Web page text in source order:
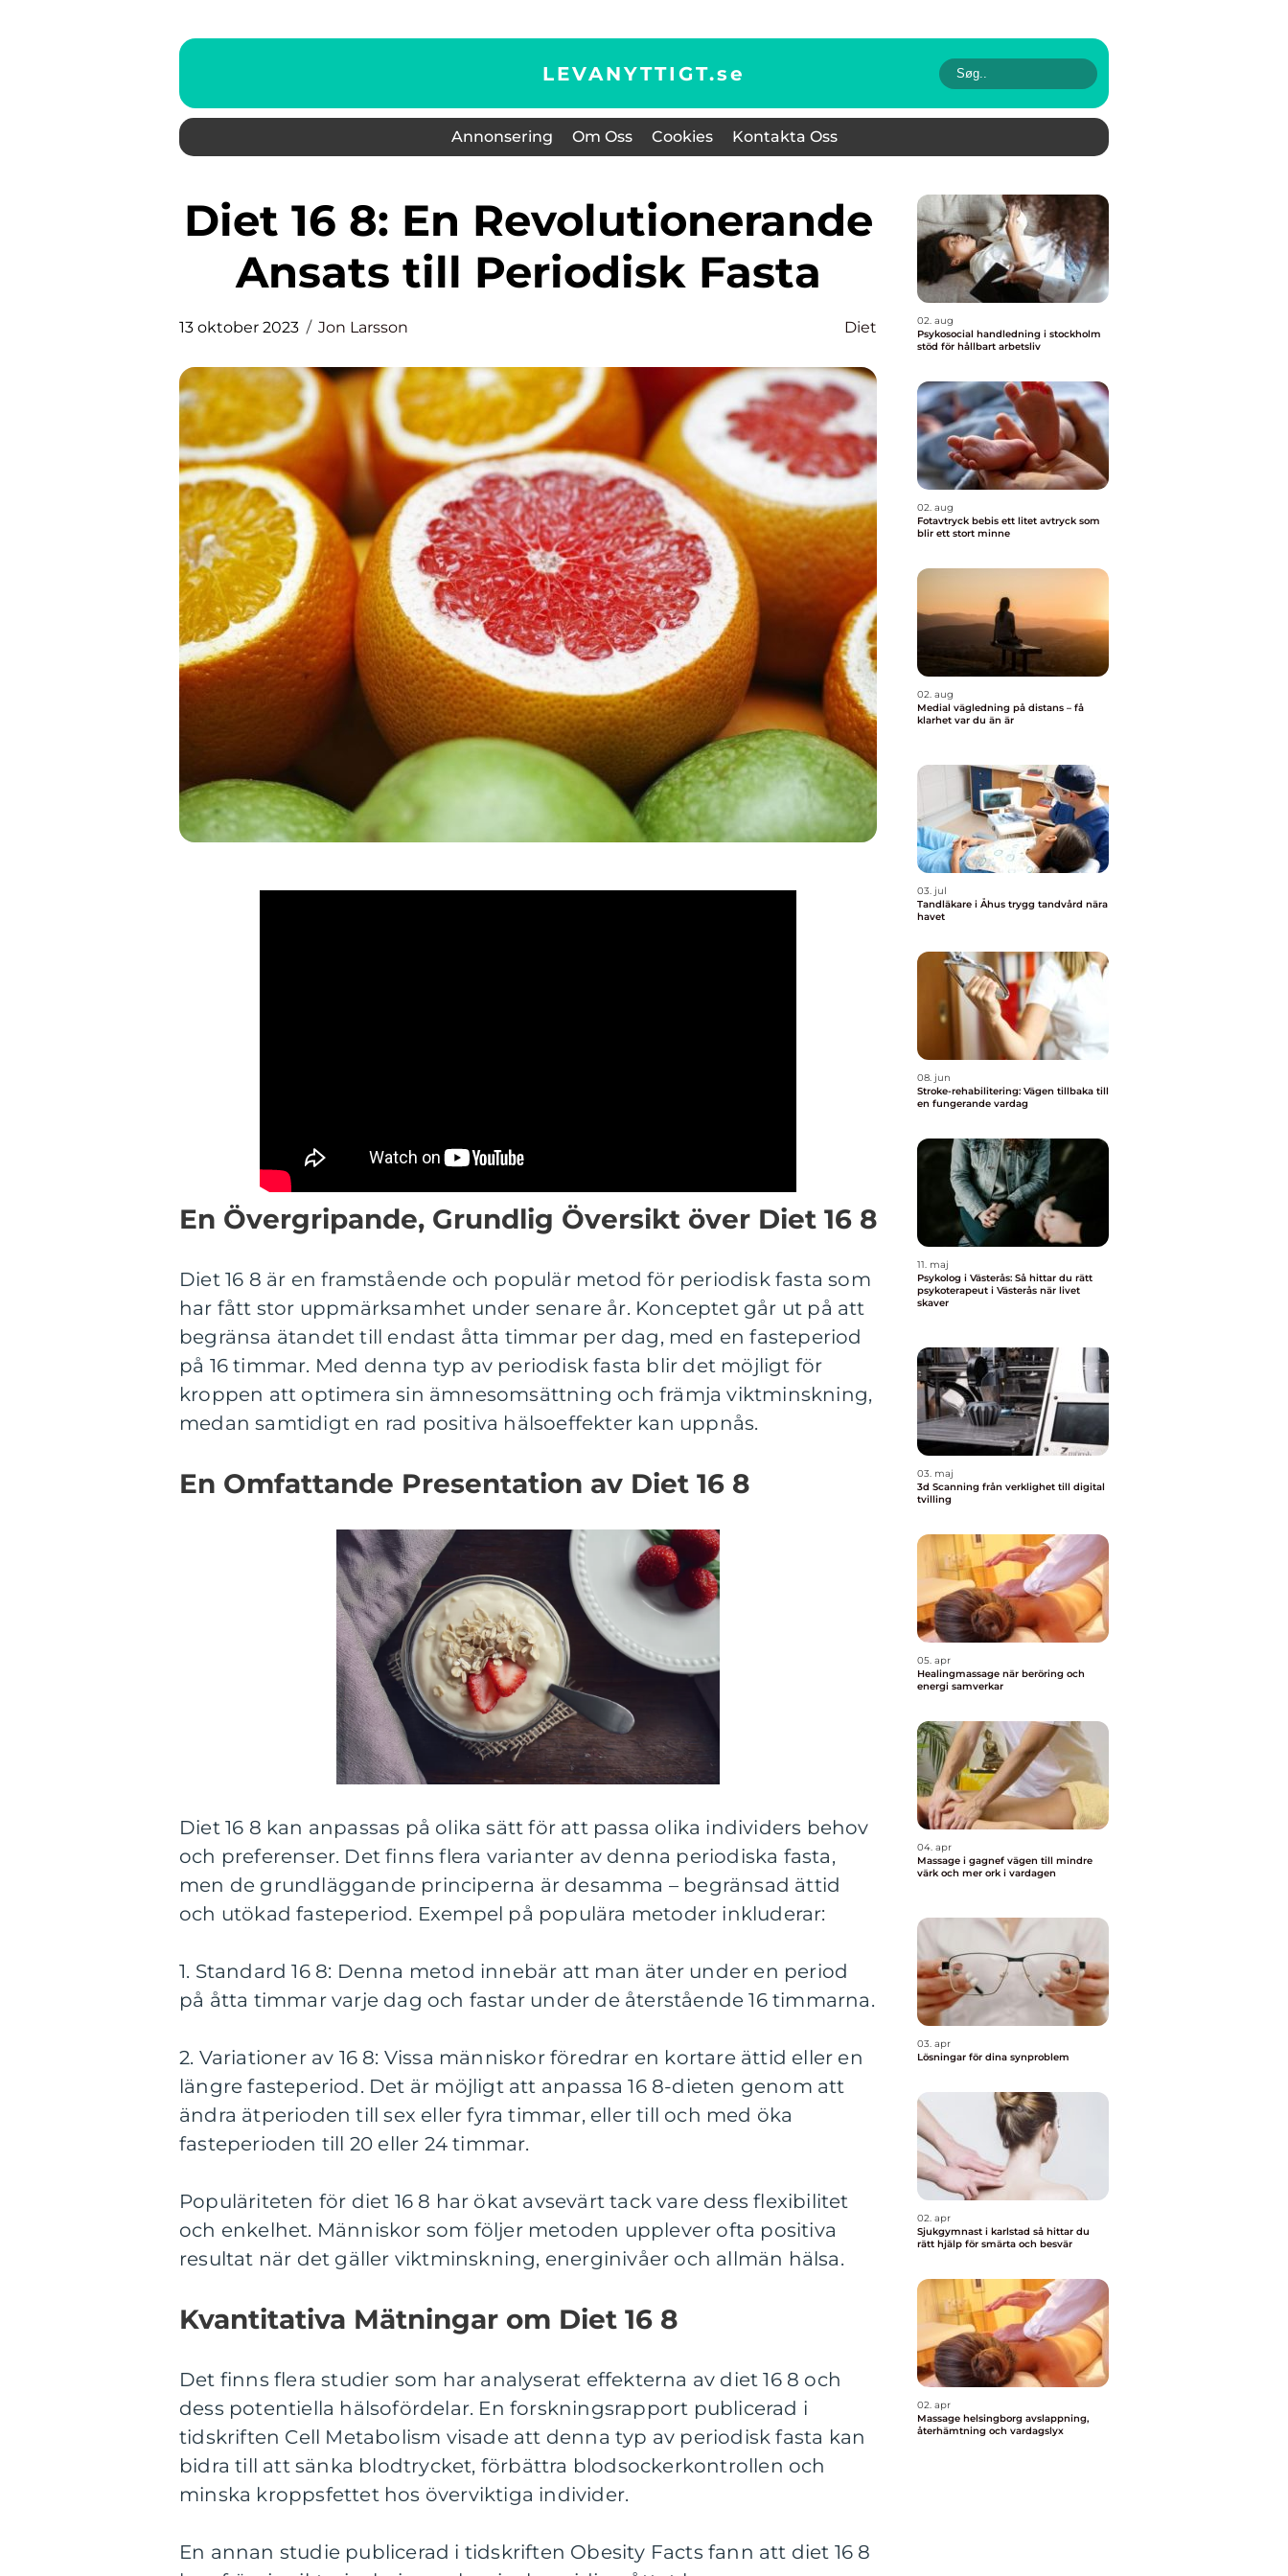
LEVANYTTIGT.se
Annonsering Om Oss Cookies Kontakta Oss
Diet 16 8: En Revolutionerande
Ansats till Periodisk Fasta
13 oktober 2023 Jon Larsson Diet
En Övergripande, Grundlig Översikt över Diet 16 8
Diet 16 8 är en framstående och populär metod för periodisk fasta som
har fått stor uppmärksamhet under senare år. Konceptet går ut på att
begränsa ätandet till endast åtta timmar per dag, med en fasteperiod
på 16 timmar. Med denna typ av periodisk fasta blir det möjligt för
kroppen att optimera sin ämnesomsättning och främja viktminskning,
medan samtidigt en rad positiva hälsoeffekter kan uppnås.
En Omfattande Presentation av Diet 16 8
Diet 16 8 kan anpassas på olika sätt för att passa olika individers behov
och preferenser. Det finns flera varianter av denna periodiska fasta,
men de grundläggande principerna är desamma – begränsad ättid
och utökad fasteperiod. Exempel på populära metoder inkluderar:
1. Standard 16 8: Denna metod innebär att man äter under en period
på åtta timmar varje dag och fastar under de återstående 16 timmarna.
2. Variationer av 16 8: Vissa människor föredrar en kortare ättid eller en
längre fasteperiod. Det är möjligt att anpassa 16 8-dieten genom att
ändra ätperioden till sex eller fyra timmar, eller till och med öka
fasteperioden till 20 eller 24 timmar.
Populäriteten för diet 16 8 har ökat avsevärt tack vare dess flexibilitet
och enkelhet. Människor som följer metoden upplever ofta positiva
resultat när det gäller viktminskning, energinivåer och allmän hälsa.
Kvantitativa Mätningar om Diet 16 8
Det finns flera studier som har analyserat effekterna av diet 16 8 och
dess potentiella hälsofördelar. En forskningsrapport publicerad i
tidskriften Cell Metabolism visade att denna typ av periodisk fasta kan
bidra till att sänka blodtrycket, förbättra blodsockerkontrollen och
minska kroppsfettet hos överviktiga individer.
En annan studie publicerad i tidskriften Obesity Facts fann att diet 16 8
02. aug
Psykosocial handledning i stockholm
stöd för hållbart arbetsliv
02. aug
Fotavtryck bebis ett litet avtryck som
blir ett stort minne
02. aug
Medial vägledning på distans – få
klarhet var du än är
03. jul
Tandläkare i Åhus trygg tandvård nära
havet
08. jun
Stroke-rehabilitering: Vägen tillbaka till
en fungerande vardag
11. maj
Psykolog i Västerås: Så hittar du rätt
psykoterapeut i Västerås när livet
skaver
03. maj
3d Scanning från verklighet till digital
tvilling
05. apr
Healingmassage när beröring och
energi samverkar
04. apr
Massage i gagnef vägen till mindre
värk och mer ork i vardagen
03. apr
Lösningar för dina synproblem
02. apr
Sjukgymnast i karlstad så hittar du
rätt hjälp för smärta och besvär
02. apr
Massage helsingborg avslappning,
återhämtning och vardagslyx